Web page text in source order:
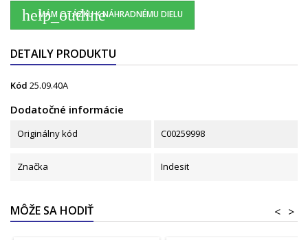
help_outline
MÁM OTÁZKU K NÁHRADNÉMU DIELU
DETAILY PRODUKTU
Kód 25.09.40A
Dodatočné informácie
Originálny kód C00259998
Značka Indesit
MÔŽE SA HODIŤ >
<